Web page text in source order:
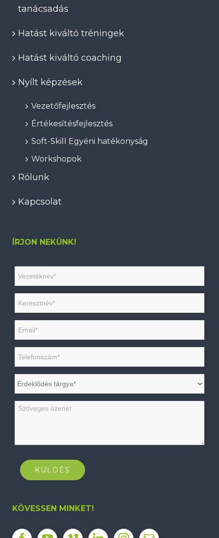
tanácsadás
Hatást kiváltó tréningek
Hatást kiváltó coaching
Nyílt képzések
Vezetőfejlesztés
Értékesítésfejlesztés
Soft-Skill Egyéni hatékonyság
Workshopok
Rólunk
Kapcsolat
ÍRJON NEKÜNK!
KÖVESSEN MINKET!